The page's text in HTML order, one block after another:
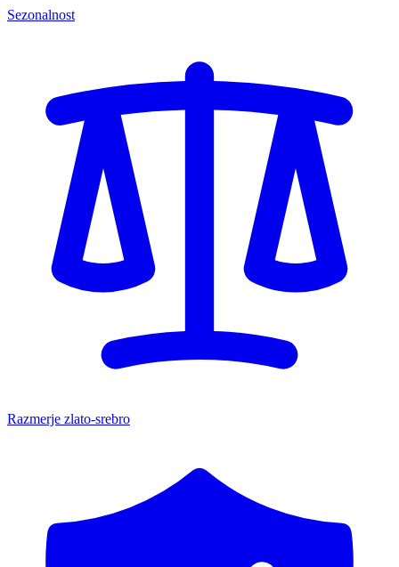
Sezonalnost
Razmerje zlato-srebro